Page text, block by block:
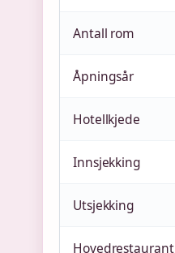
Antall rom
Åpningsår
Hotellkjede
Innsjekking
Utsjekking
Hovedrestaurant